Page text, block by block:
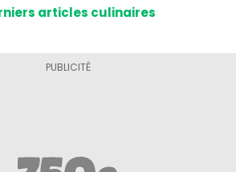
articles culinaires